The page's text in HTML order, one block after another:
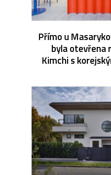
Přímo u
byla otevřena
Kimchi s